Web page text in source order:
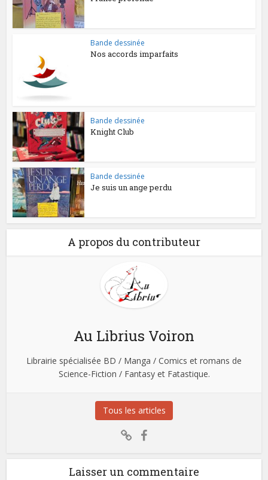
Bande dessinée
Nos accords imparfaits
Bande dessinée
Knight Club
Bande dessinée
Je suis un ange perdu
A propos du contributeur
Au Librius Voiron
Librairie spécialisée BD / Manga / Comics et romans de
Science-Fiction / Fantasy et Fatastique.
Tous les articles
Laisser un commentaire